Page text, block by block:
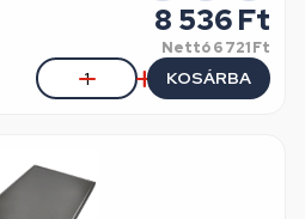
8 536 Ft
Nettó6 721 Ft
KOSÁRBA